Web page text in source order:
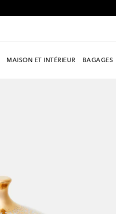
MAISON ET INTÉRIEUR BAGAGES